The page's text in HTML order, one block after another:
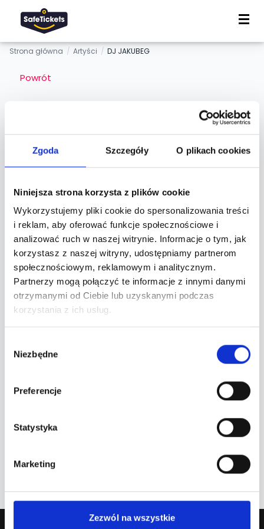
Zgoda Szczegóły O plikach cookies
Niniejsza strona korzysta z plików cookie
Wykorzystujemy pliki cookie do spersonalizowania treści
i reklam, aby oferować funkcje społecznościowe i
analizować ruch w naszej witrynie. Informacje o tym, jak
korzystasz z naszej witryny, udostępniamy partnerom
społecznościowym, reklamowym i analitycznym.
Partnerzy mogą połączyć te informacje z innymi danymi
otrzymanymi od Ciebie lub uzyskanymi podczas
korzystania z ich usług.
zgody
Niezbędne
Preferencje
Statystyka
Marketing
Zezwól na wszystkie
Strona główna / Artyści / DJ JAKUBEG
Powrót
DJ JAKUBEG
Osoba
Informacje
Brak szczegółowych informacji o artyście.